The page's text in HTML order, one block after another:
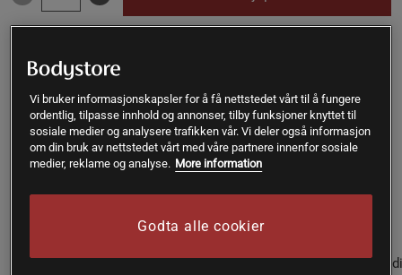
SKU #A4532 | EAN033984017115
Solgars Magnesium Citrate inneholder mineralet
magnesium, som er viktig for å opprettholde normale
knokler og muskelfunksjon.
Les mer
Informasjon Anmeldelser(3) Næringsinformasjon &
Vi bruker informasjonskapsler for å få nettstedet vårt til å fungere
ordentlig, tilpasse innhold og annonser, tilby funksjoner knyttet til
sosiale medier og analysere trafikken vår. Vi deler også informasjon
om din bruk av nettstedet vårt med våre partnere innenfor sosiale
medier, reklame og analyse. More information
Godta alle cookier